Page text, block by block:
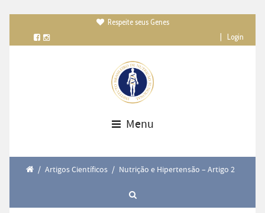
Respeite seus Genes
Login
Menu
/ Artigos Científicos / Nutrição e Hipertensão – Artigo 2